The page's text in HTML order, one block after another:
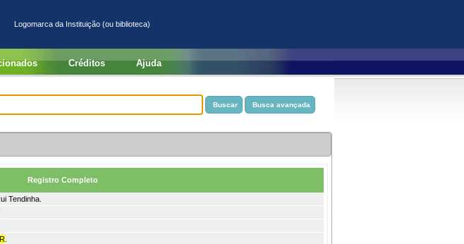
Logomarca da Instituição (ou biblioteca)
Créditos Ajuda
Registro Completo
Tendinha.